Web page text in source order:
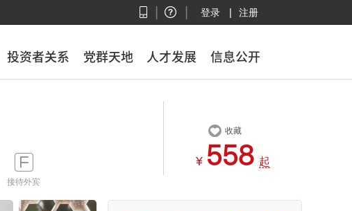
登录 | 注册
投资者关系 党群天地 人才发展 信息公开
投资者关系 党群天地 人才发展 信息公开

接待外宾
 收藏
¥  起